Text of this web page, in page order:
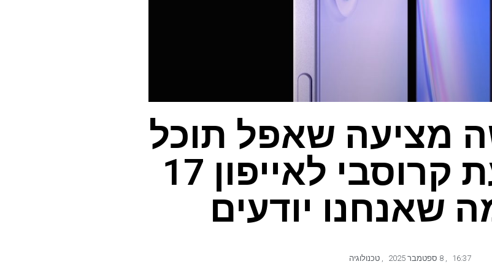
מציעה שאפל תוכל
ליצור רצועת קרוסבי לאייפון 17
שאנחנו יודעים
16:37
, 8 ספטמבר 2025 , טכנולוגיה